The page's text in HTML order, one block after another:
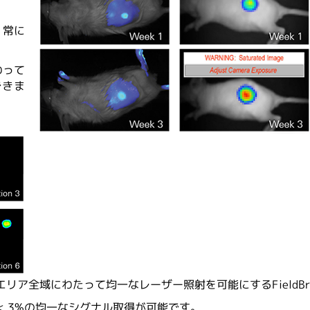
に
て
ま
ア全域にわたって均一なレーザー照射を可能にする